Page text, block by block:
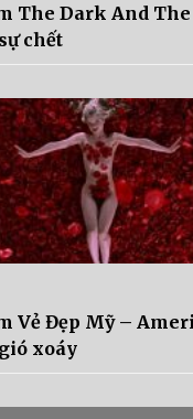
The Dark And
chết
Vẻ Đẹp Mỹ –
xoáy